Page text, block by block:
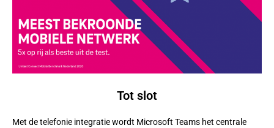
Tot slot
Met de telefonie integratie wordt Microsoft Teams het centrale